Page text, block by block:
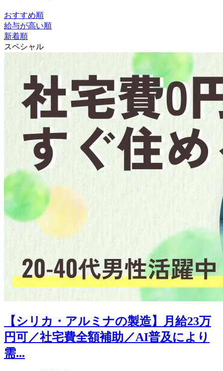
おすすめ順
給与が高い順
新着順
スペシャル
【シリカ・アルミナの製造】月給23万
円可／社宅費全額補助／AI普及により
需...